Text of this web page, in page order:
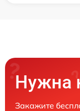
Нужна
Закажите